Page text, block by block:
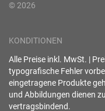
© 2026
KONDITIONEN
Alle Preise inkl. MwSt. |
typografische Fehler
eingetragene Produkte
und Abbildungen dienen
vertragsbindend.